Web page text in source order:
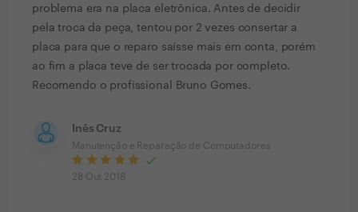
problema era na placa eletrônica. Antes de decidir
pela troca da peça, tentou por 2 vezes consertar a
placa para que o reparo saísse mais em conta, porém
ao fim a placa teve de ser trocada por completo.
Recomendo o profissional Bruno Gomes.
Inês Cruz
Manutenção e Reparação de Computadores
28 Out 2018